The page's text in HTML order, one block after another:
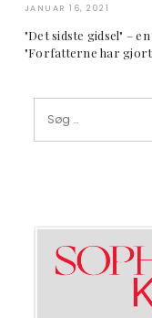
JANUAR 16, 2021
"Det sidste gidsel"
"Forfatterne har